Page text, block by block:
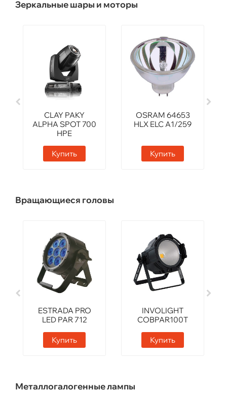
Зеркальные шары и моторы
CLAY PAKY
ALPHA SPOT 700
HPE
Купить
OSRAM 64653
HLX ELC A1/259
Купить
Вращающиеся головы
ESTRADA PRO
LED PAR 712
Купить
INVOLIGHT
COBPAR100T
Купить
Металлогалогенные лампы